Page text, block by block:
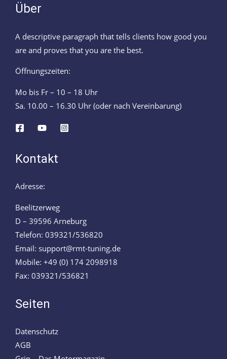
Über
A descriptive paragraph that tells clients how good you
are and proves that you are the best.
Öffnungszeiten:
Mo bis Fr – 10 – 18 Uhr
Sa. 10.00 – 16.30 Uhr (oder nach Vereinbarung)
Kontakt
Adresse:
Beelitzerweg
D – 39596 Arneburg
Telefon: 039321/536820
Email: support@rmt-tuning.de
Mobile: +49 (0) 174 2098918
Fax: 039321/536821
Seiten
Datenschutz
AGB